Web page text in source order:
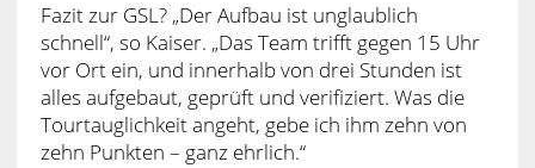
Fazit zur GSL? „Der Aufbau ist unglaublich
schnell“, so Kaiser. „Das Team trifft gegen 15 Uhr
vor Ort ein, und innerhalb von drei Stunden ist
alles aufgebaut, geprüft und verifiziert. Was die
Tourtauglichkeit angeht, gebe ich ihm zehn von
zehn Punkten – ganz ehrlich.“